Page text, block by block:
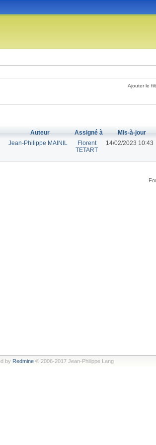
Ajouter le
Auteur Assigné à Mis-à-jour
Jean-Philippe MAINIL
Florent
TETART
14/02/2023 10:43
by Redmine© 2006-2017 Jean-Philippe Lang